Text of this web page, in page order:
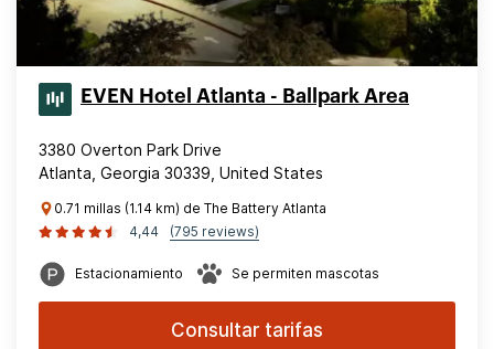
EVEN Hotel Atlanta - Ballpark Area
3380 Overton Park Drive
Atlanta, Georgia 30339, United States
0.71 millas (1.14 km) de The Battery Atlanta
4,44
(795 reviews)
Estacionamiento Se permiten mascotas
Consultar tarifas